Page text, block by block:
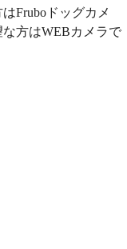
Fruboドッグカメ
方はWEBカメラで